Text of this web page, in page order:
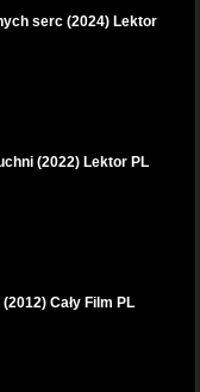
serc (2024) Lektor
(2022) Lektor PL
Cały Film PL